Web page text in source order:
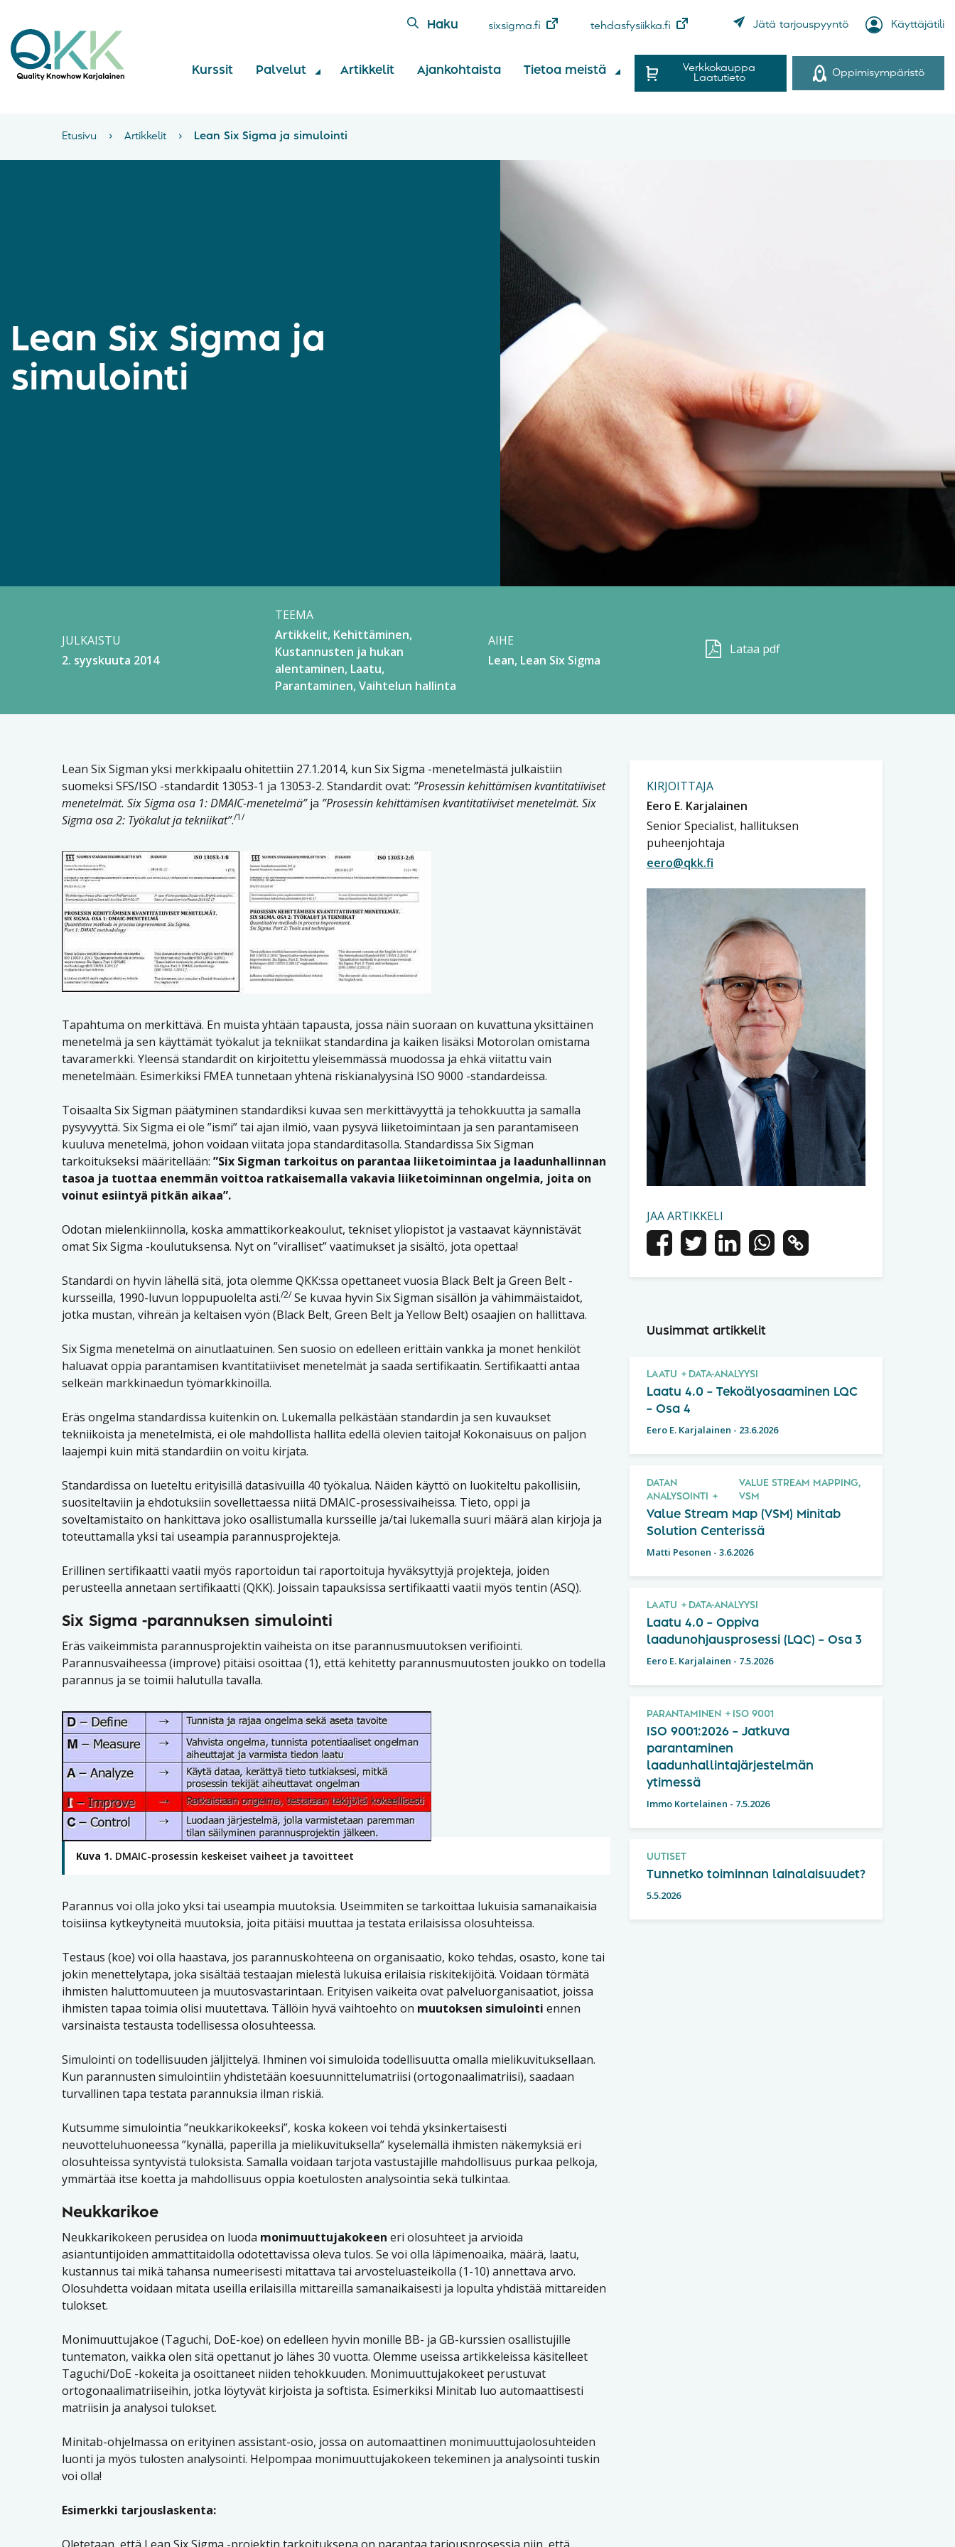
Haku sixsigma.fi tehdasfysiikka.fi Jätä tarjouspyyntö Käyttäjätili
Kurssit Palvelut Artikkelit Ajankohtaista Tietoa meistä
Verkkokauppa
Laatutieto
Oppimisympäristö
Etusivu › Artikkelit › Lean Six Sigma ja simulointi
Lean Six Sigma ja
simulointi
JULKAISTU
2. syyskuuta 2014
TEEMA
Artikkelit Kehittäminen
Kustannusten ja hukan
alentaminen Laatu
Parantaminen Vaihtelun hallinta
AIHE
Lean Lean Six Sigma
Lataa pdf
Lean Six Sigman yksi merkkipaalu ohitettiin 27.1.2014, kun Six Sigma -menetelmästä julkaistiin
suomeksi SFS/ISO -standardit 13053-1 ja 13053-2. Standardit ovat: ”Prosessin kehittämisen kvantitatiiviset
menetelmät. Six Sigma osa 1: DMAIC-menetelmä”ja ”Prosessin kehittämisen kvantitatiiviset menetelmät. Six
Sigma osa 2: Työkalut ja tekniikat”./1/
Tapahtuma on merkittävä. En muista yhtään tapausta, jossa näin suoraan on kuvattuna yksittäinen
menetelmä ja sen käyttämät työkalut ja tekniikat standardina ja kaiken lisäksi Motorolan omistama
tavaramerkki. Yleensä standardit on kirjoitettu yleisemmässä muodossa ja ehkä viitattu vain
menetelmään. Esimerkiksi FMEA tunnetaan yhtenä riskianalyysinä ISO 9000 -standardeissa.
Toisaalta Six Sigman päätyminen standardiksi kuvaa sen merkittävyyttä ja tehokkuutta ja samalla
pysyvyyttä. Six Sigma ei ole ”ismi” tai ajan ilmiö, vaan pysyvä liiketoimintaan ja sen parantamiseen
kuuluva menetelmä, johon voidaan viitata jopa standarditasolla. Standardissa Six Sigman
tarkoitukseksi määritellään: ”Six Sigman tarkoitus on parantaa liiketoimintaa ja laadunhallinnan
tasoa ja tuottaa enemmän voittoa ratkaisemalla vakavia liiketoiminnan ongelmia, joita on
voinut esiintyä pitkän aikaa”.
Odotan mielenkiinnolla, koska ammattikorkeakoulut, tekniset yliopistot ja vastaavat käynnistävät
omat Six Sigma -koulutuksensa. Nyt on ”viralliset” vaatimukset ja sisältö, jota opettaa!
Standardi on hyvin lähellä sitä, jota olemme QKK:ssa opettaneet vuosia Black Belt ja Green Belt -
kursseilla, 1990-luvun loppupuolelta asti./2/ Se kuvaa hyvin Six Sigman sisällön ja vähimmäistaidot,
jotka mustan, vihreän ja keltaisen vyön (Black Belt, Green Belt ja Yellow Belt) osaajien on hallittava.
Six Sigma menetelmä on ainutlaatuinen. Sen suosio on edelleen erittäin vankka ja monet henkilöt
haluavat oppia parantamisen kvantitatiiviset menetelmät ja saada sertifikaatin. Sertifikaatti antaa
selkeän markkinaedun työmarkkinoilla.
Eräs ongelma standardissa kuitenkin on. Lukemalla pelkästään standardin ja sen kuvaukset
tekniikoista ja menetelmistä, ei ole mahdollista hallita edellä olevien taitoja! Kokonaisuus on paljon
laajempi kuin mitä standardiin on voitu kirjata.
Standardissa on lueteltu erityisillä datasivuilla 40 työkalua. Näiden käyttö on luokiteltu pakollisiin,
suositeltaviin ja ehdotuksiin sovellettaessa niitä DMAIC-prosessivaiheissa. Tieto, oppi ja
soveltamistaito on hankittava joko osallistumalla kursseille ja/tai lukemalla suuri määrä alan kirjoja ja
toteuttamalla yksi tai useampia parannusprojekteja.
Erillinen sertifikaatti vaatii myös raportoidun tai raportoituja hyväksyttyjä projekteja, joiden
perusteella annetaan sertifikaatti (QKK). Joissain tapauksissa sertifikaatti vaatii myös tentin (ASQ).
Six Sigma -parannuksen simulointi
Eräs vaikeimmista parannusprojektin vaiheista on itse parannusmuutoksen verifiointi.
Parannusvaiheessa (improve) pitäisi osoittaa (1), että kehitetty parannusmuutosten joukko on todella
parannus ja se toimii halutulla tavalla.
Kuva 1. DMAIC-prosessin keskeiset vaiheet ja tavoitteet
Parannus voi olla joko yksi tai useampia muutoksia. Useimmiten se tarkoittaa lukuisia samanaikaisia
toisiinsa kytkeytyneitä muutoksia, joita pitäisi muuttaa ja testata erilaisissa olosuhteissa.
Testaus (koe) voi olla haastava, jos parannuskohteena on organisaatio, koko tehdas, osasto, kone tai
jokin menettelytapa, joka sisältää testaajan mielestä lukuisa erilaisia riskitekijöitä. Voidaan törmätä
ihmisten haluttomuuteen ja muutosvastarintaan. Erityisen vaikeita ovat palveluorganisaatiot, joissa
ihmisten tapaa toimia olisi muutettava. Tällöin hyvä vaihtoehto on muutoksen simulointi ennen
varsinaista testausta todellisessa olosuhteessa.
Simulointi on todellisuuden jäljittelyä. Ihminen voi simuloida todellisuutta omalla mielikuvituksellaan.
Kun parannusten simulointiin yhdistetään koesuunnittelumatriisi (ortogonaalimatriisi), saadaan
turvallinen tapa testata parannuksia ilman riskiä.
Kutsumme simulointia ”neukkarikokeeksi”, koska kokeen voi tehdä yksinkertaisesti
neuvotteluhuoneessa ”kynällä, paperilla ja mielikuvituksella” kyselemällä ihmisten näkemyksiä eri
olosuhteissa syntyvistä tuloksista. Samalla voidaan tarjota vastustajille mahdollisuus purkaa pelkoja,
ymmärtää itse koetta ja mahdollisuus oppia koetulosten analysointia sekä tulkintaa.
Neukkarikoe
Neukkarikokeen perusidea on luoda monimuuttujakokeen eri olosuhteet ja arvioida
asiantuntijoiden ammattitaidolla odotettavissa oleva tulos. Se voi olla läpimenoaika, määrä, laatu,
kustannus tai mikä tahansa numeerisesti mitattava tai arvosteluasteikolla (1-10) annettava arvo.
Olosuhdetta voidaan mitata useilla erilaisilla mittareilla samanaikaisesti ja lopulta yhdistää mittareiden
tulokset.
Monimuuttujakoe (Taguchi, DoE-koe) on edelleen hyvin monille BB- ja GB-kurssien osallistujille
tuntematon, vaikka olen sitä opettanut jo lähes 30 vuotta. Olemme useissa artikkeleissa käsitelleet
Taguchi/DoE -kokeita ja osoittaneet niiden tehokkuuden. Monimuuttujakokeet perustuvat
ortogonaalimatriiseihin, jotka löytyvät kirjoista ja softista. Esimerkiksi Minitab luo automaattisesti
matriisin ja analysoi tulokset.
Minitab-ohjelmassa on erityinen assistant-osio, jossa on automaattinen monimuuttujaolosuhteiden
luonti ja myös tulosten analysointi. Helpompaa monimuuttujakokeen tekeminen ja analysointi tuskin
voi olla!
Esimerkki tarjouslaskenta:
KIRJOITTAJA
Eero E. Karjalainen
Senior Specialist, hallituksen
puheenjohtaja
eero@qkk.fi
JAA ARTIKKELI
Uusimmat artikkelit
LAATU DATA-ANALYYSI
Laatu 4.0 – Tekoälyosaaminen LQC
– Osa 4
Eero E. Karjalainen - 23.6.2026
DATAN
ANALYSOINTI
VALUE STREAM MAPPING,
VSM
Value Stream Map (VSM) Minitab
Solution Centerissä
Matti Pesonen - 3.6.2026
LAATU DATA-ANALYYSI
Laatu 4.0 – Oppiva
laadunohjausprosessi (LQC) – Osa 3
Eero E. Karjalainen - 7.5.2026
PARANTAMINEN ISO 9001
ISO 9001:2026 – Jatkuva
parantaminen
laadunhallintajärjestelmän
ytimessä
Immo Kortelainen - 7.5.2026
UUTISET
Tunnetko toiminnan lainalaisuudet?
5.5.2026